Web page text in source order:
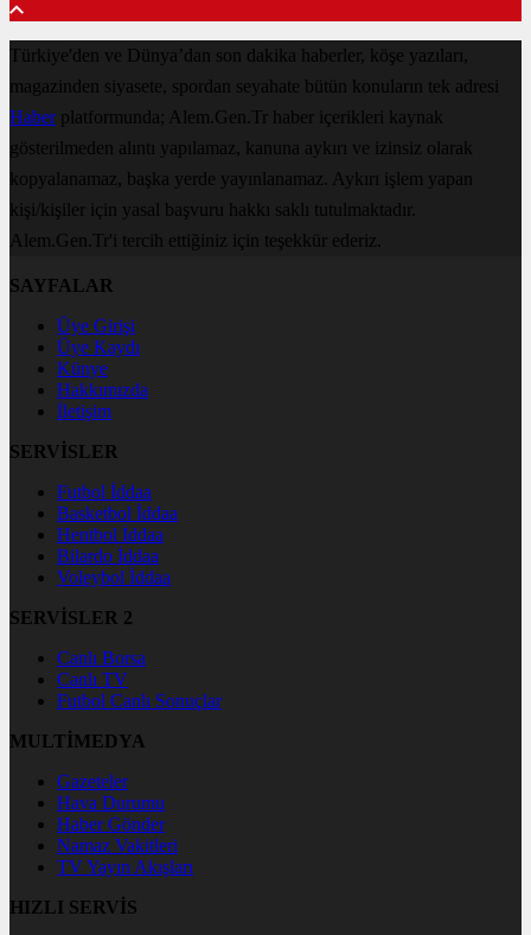
Türkiye'den ve Dünya’dan son dakika haberler, köşe yazıları,
magazinden siyasete, spordan seyahate bütün konuların tek adresi
Haberplatformunda; Alem.Gen.Tr haber içerikleri kaynak
gösterilmeden alıntı yapılamaz, kanuna aykırı ve izinsiz olarak
kopyalanamaz, başka yerde yayınlanamaz. Aykırı işlem yapan
kişi/kişiler için yasal başvuru hakkı saklı tutulmaktadır.
Alem.Gen.Tr'i tercih ettiğiniz için teşekkür ederiz.
SAYFALAR
Üye Girişi
Üye Kaydı
Künye
Hakkımızda
İletişim
SERVİSLER
Futbol İddaa
Basketbol İddaa
Hentbol İddaa
Bilardo İddaa
Voleybol İddaa
SERVİSLER 2
Canlı Borsa
Canlı TV
Futbol Canlı Sonuçlar
MULTİMEDYA
Gazeteler
Hava Durumu
Haber Gönder
Namaz Vakitleri
TV Yayın Akışları
HIZLI SERVİS